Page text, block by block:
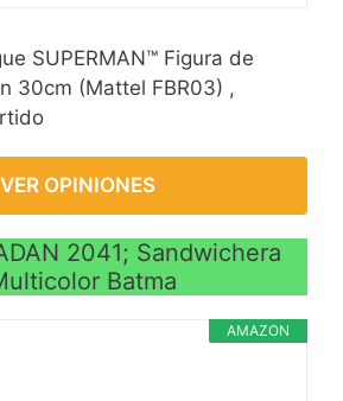
SUPERMAN™ Figura de
30cm (Mattel FBR03) ,
VER OPINIONES
2041; Sandwichera
Batma
AMAZON